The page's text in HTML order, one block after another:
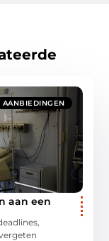
AANBIEDINGEN
aan een